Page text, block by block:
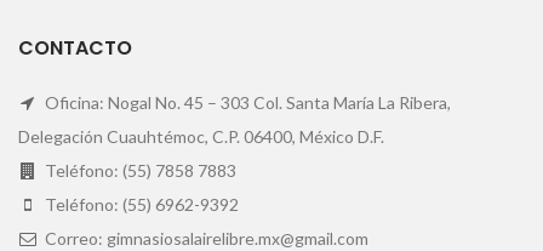
CONTACTO
Oficina: Nogal No. 45 – 303 Col. Santa María La Ribera,
Delegación Cuauhtémoc, C.P. 06400, México D.F.
Teléfono: (55) 7858 7883
Teléfono: (55) 6962-9392
Correo: gimnasiosalairelibre.mx@gmail.com